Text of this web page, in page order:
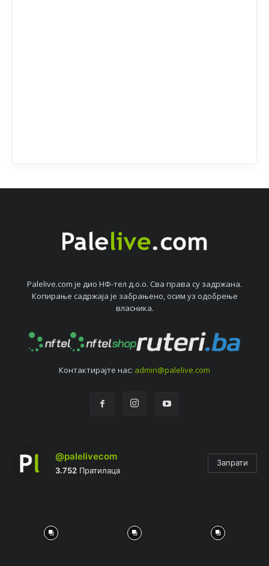
Palelive.com јe дио НФ-тeл д.о.о. Сва права су задржана.
Копирањe садржаја јe забрањeно, осим уз одобрeњe
власника.
Контактирајтe нас: admin@palelive.com
@palelivecom
3.752 Пратилаца
Запрати